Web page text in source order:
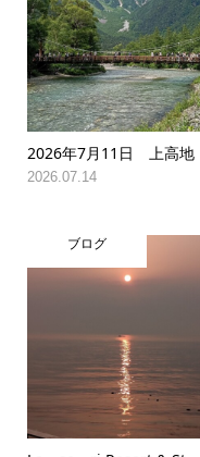
2026.07.14
La・se・ri Resort & St...